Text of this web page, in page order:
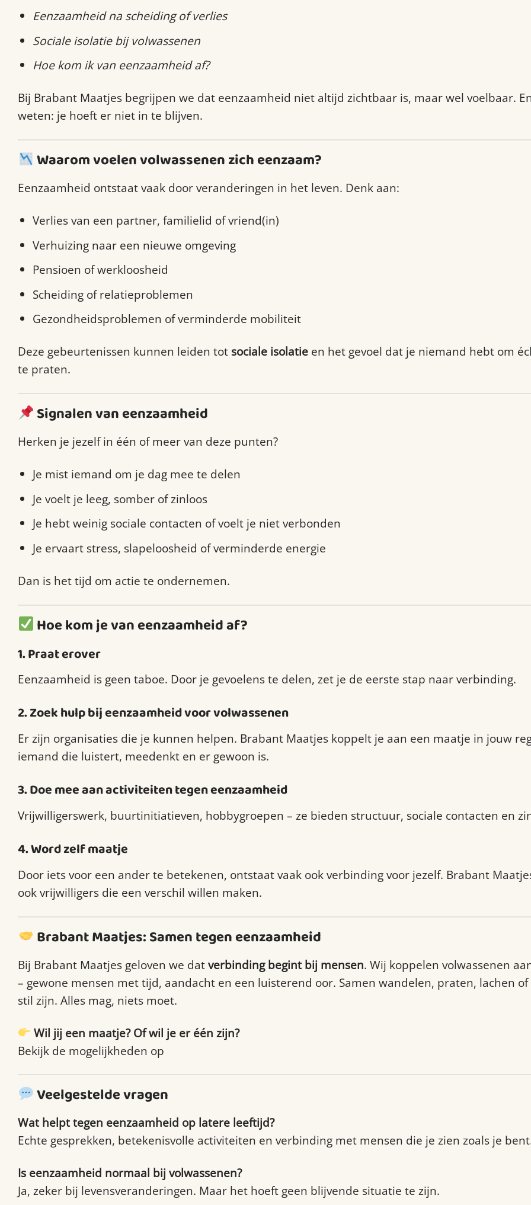
Eenzaamheid na scheiding of verlies
Sociale isolatie bij volwassenen
Hoe kom ik van eenzaamheid af?
Bij Brabant Maatjes begrijpen we dat eenzaamheid niet altijd zichtbaar is, maar wel voelbaar.
weten: je hoeft er niet in te blijven.
Waarom voelen volwassenen zich eenzaam?
Eenzaamheid ontstaat vaak door veranderingen in het leven. Denk aan:
Verlies van een partner, familielid of vriend(in)
Verhuizing naar een nieuwe omgeving
Pensioen of werkloosheid
Scheiding of relatieproblemen
Gezondheidsproblemen of verminderde mobiliteit
Deze gebeurtenissen kunnen leiden tot sociale isolatie en het gevoel dat je niemand hebt om
te praten.
Signalen van eenzaamheid
Herken je jezelf in één of meer van deze punten?
Je mist iemand om je dag mee te delen
Je voelt je leeg, somber of zinloos
Je hebt weinig sociale contacten of voelt je niet verbonden
Je ervaart stress, slapeloosheid of verminderde energie
Dan is het tijd om actie te ondernemen.
Hoe kom je van eenzaamheid af?
1.Praat erover
Eenzaamheid is geen taboe. Door je gevoelens te delen, zet je de eerste stap naar verbinding.
2.Zoek hulp bij eenzaamheid voor volwassenen
Er zijn organisaties die je kunnen helpen. Brabant Maatjes koppelt je aan een maatje in jouw
iemand die luistert, meedenkt en er gewoon is.
3.Doe mee aan activiteiten tegen eenzaamheid
Vrijwilligerswerk, buurtinitiatieven, hobbygroepen – ze bieden structuur, sociale contacten en
4.Word zelf maatje
Door iets voor een ander te betekenen, ontstaat vaak ook verbinding voor jezelf. Brabant
ook vrijwilligers die een verschil willen maken.
Brabant Maatjes: Samen tegen eenzaamheid
Bij Brabant Maatjes geloven we datverbinding begint bij mensen. Wij koppelen volwassenen
– gewone mensen met tijd, aandacht en een luisterend oor. Samen wandelen, praten, lachen of
stil zijn. Alles mag, niets moet.
Wil jij een maatje? Of wil je er één zijn?
Bekijk de mogelijkheden op
Veelgestelde vragen
Wat helpt tegen eenzaamheid op latere leeftijd?
Echte gesprekken, betekenisvolle activiteiten en verbinding met mensen die je zien zoals je
Is eenzaamheid normaal bij volwassenen?
Ja, zeker bij levensveranderingen. Maar het hoeft geen blijvende situatie te zijn.